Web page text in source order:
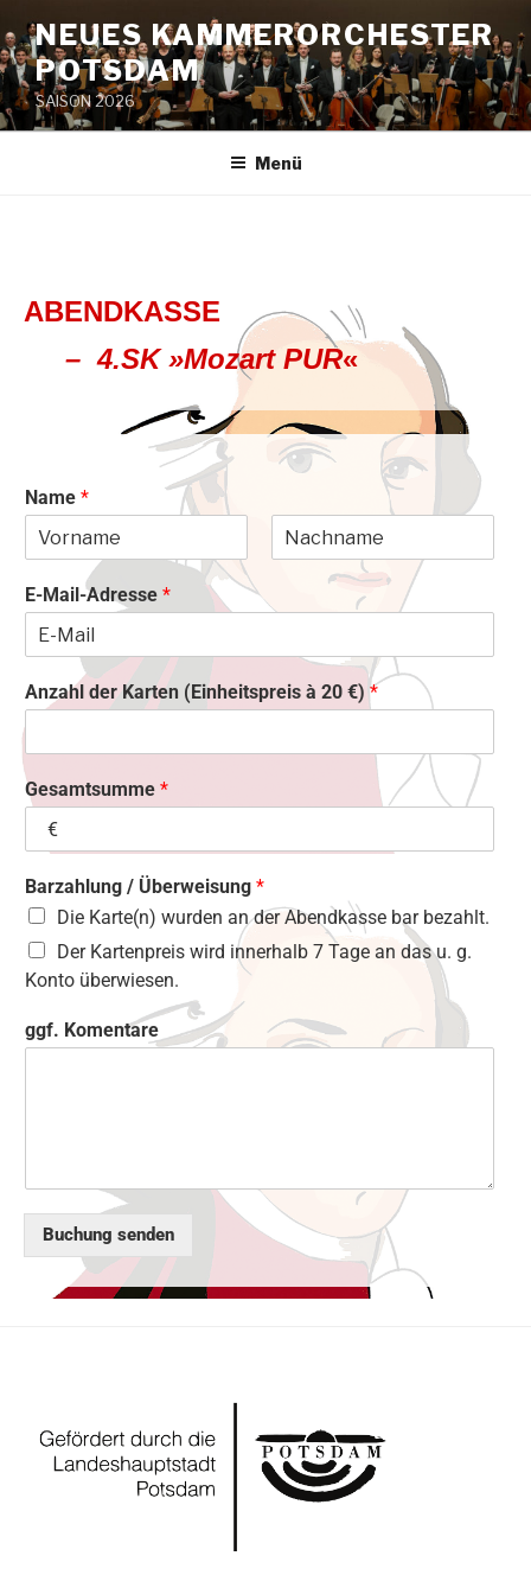
NEUES KAMMERORCHESTER
POTSDAM
SAISON 2026
Menü
ABENDKASSE
– 4.SK »Mozart PUR«
Name *
o
r
m
e
c
a
e
E-Mail-Adresse *
Anzahl der Karten (Einheitspreis à 20 €) *
Gesamtsumme *
Barzahlung / Überweisung *
Die Karte(n) wurden an der Abendkasse bar bezahlt.
Der Kartenpreis wird innerhalb 7 Tage an das u. g.
Konto überwiesen.
ggf. Komentare
Buchung senden